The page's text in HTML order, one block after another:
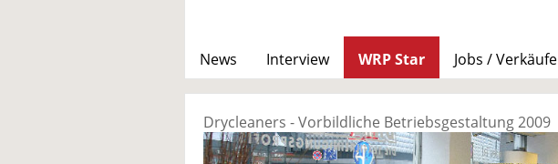
News Interview WRP Star
Jobs / Verkäufe
Drycleaners - Vorbildliche Betriebsgestaltung 2009